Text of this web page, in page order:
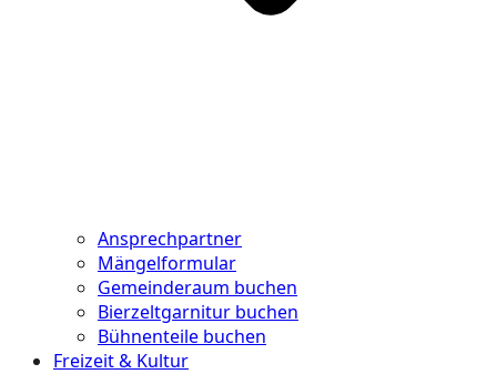
Ansprechpartner
Mängelformular
Gemeinderaum buchen
Bierzeltgarnitur buchen
Bühnenteile buchen
Freizeit & Kultur